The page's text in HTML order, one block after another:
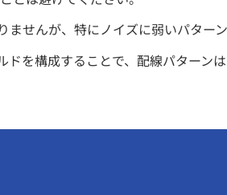
せんが、特にノイズに弱いパター
を構成することで、配線パターン